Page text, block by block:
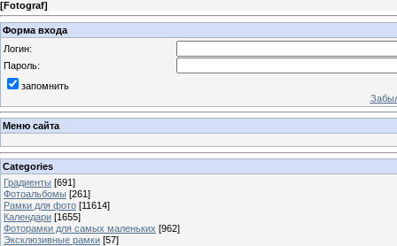
[Fotograf]
Форма входа
Логин:
Пароль:
запомнить
Меню сайта
Categories
Градиенты [691]
Фотоальбомы [261]
Рамки для фото [11614]
Календари [1655]
Фоторамки для самых маленьких [962]
Эксклюзивные рамки [57]